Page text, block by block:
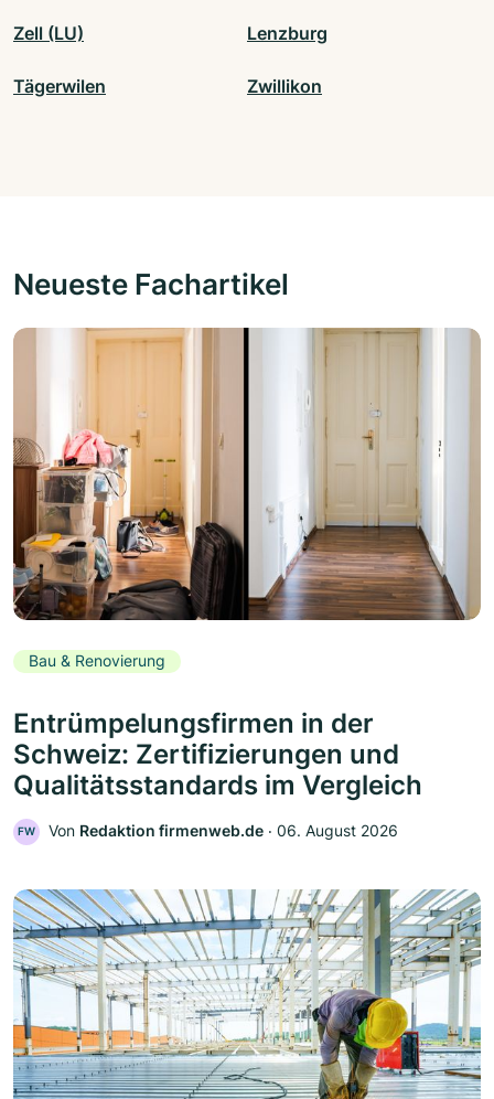
Zell (LU) Lenzburg
Tägerwilen Zwillikon
Neueste Fachartikel
Bau & Renovierung
Entrümpelungsfirmen in der
Schweiz: Zertifizierungen und
Qualitätsstandards im Vergleich
FW Von Redaktion firmenweb.de ‧ 06. August 2026